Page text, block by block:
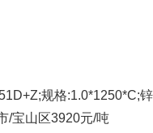
规格:1.0*1250*C;
/宝山区3920元/吨